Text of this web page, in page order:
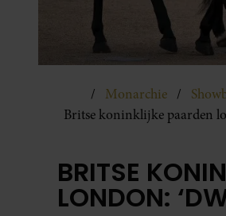
Monarchie
Britse koninklijke paarden
BRITSE
LONDON: